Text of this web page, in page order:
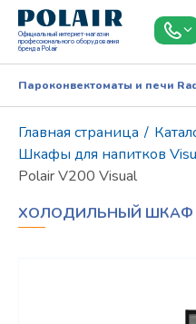
Официальный интернет-магазин
профессионального оборудования
бренда Polair
Режим работы:
Пароконвектоматы и печи
Главная страница /
Шкафы для напитков
Polair V200 Visual
ХОЛОДИЛЬНЫЙ ШКАФ